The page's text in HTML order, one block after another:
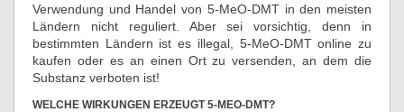
Verwendung und Handel von 5-MeO-DMT in den meisten
Ländern nicht reguliert. Aber sei vorsichtig, denn in
bestimmten Ländern ist es illegal, 5-MeO-DMT online zu
kaufen oder es an einen Ort zu versenden, an dem die
Substanz verboten ist!
WELCHE WIRKUNGEN ERZEUGT 5-MEO-DMT?